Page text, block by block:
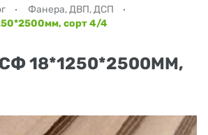
Фанера, ДВП, ДСП
сорт 4/4
18*1250*2500ММ,